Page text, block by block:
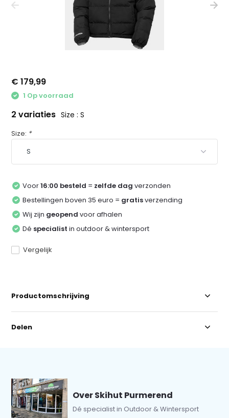
€ 179,99
1 Op voorraad
2 variaties Size : S
Size: *
Voor16:00 besteld = zelfde dag verzonden
Bestellingen boven 35 euro = gratisverzending
Wij zijn geopend voor afhalen
Dé specialist in outdoor & wintersport
Vergelijk
Productomschrijving
Delen
Over Skihut Purmerend
Dé specialist in Outdoor & Wintersport